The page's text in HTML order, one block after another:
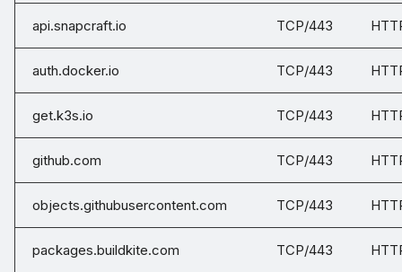
api.snapcraft.io TCP/443
auth.docker.io TCP/443
get.k3s.io TCP/443
github.com TCP/443
objects.githubusercontent.com TCP/443
packages.buildkite.com TCP/443